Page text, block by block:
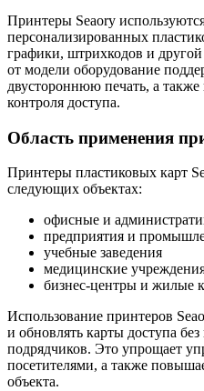
Принтеры Seaory
персонализированных
графики, штрихкодов и
от модели оборудование
двустороннюю печать, а также
контроля доступа.
Область применения
Принтеры пластиковых карт
следующих объектах:
офисные и
предприятия и
учебные заведения
медицинские
бизнес-центры и жилые
Использование принтеров
и обновлять карты доступа
подрядчиков. Это упрощает
посетителями, а также
объекта.